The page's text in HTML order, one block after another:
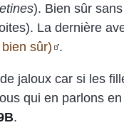
). Bien sûr
La dernière
sûr) .
jaloux car si les
qui en parlons
.